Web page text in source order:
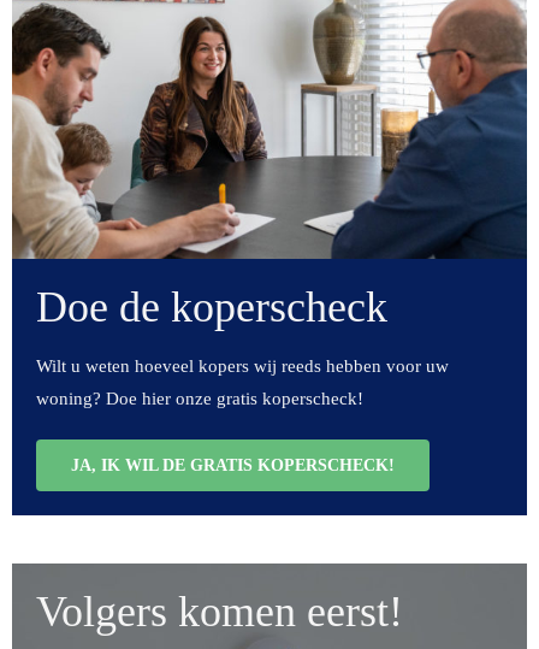
Doe de koperscheck
Wilt u weten hoeveel kopers wij reeds hebben voor uw
woning? Doe hier onze gratis koperscheck!
JA, IK WIL DE GRATIS KOPERSCHECK!
Volgers komen eerst!